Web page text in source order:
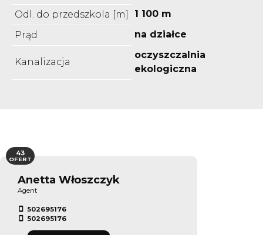
Odl. do przedszkola [m]
1 100 m
Prąd
na działce
Kanalizacja
oczyszczalnia
ekologiczna
Anetta Włoszczyk
Agent
502695176
502695176
43
OFERT